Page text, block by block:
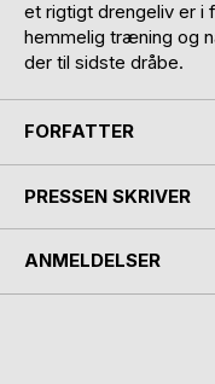
et rigtigt drengeliv er i
hemmelig træning og
der til sidste dråbe.
FORFATTER
PRESSEN SKRIVER
ANMELDELSER